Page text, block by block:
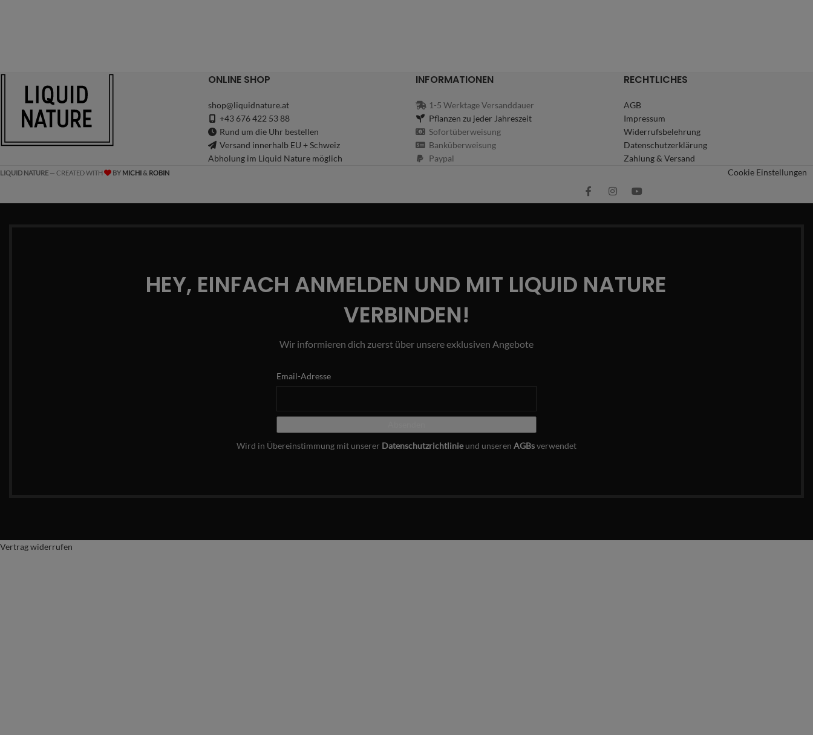
ONLINE SHOP
shop@liquidnature.at
+43 676 422 53 88
Rund um die Uhr bestellen
Versand innerhalb EU + Schweiz
Abholung im Liquid Nature möglich
INFORMATIONEN
1-5 Werktage Versanddauer
Pflanzen zu jeder Jahreszeit
Sofortüberweisung
Banküberweisung
Paypal
RECHTLICHES
AGB
Impressum
Widerrufsbelehrung
Datenschutzerklärung
Zahlung & Versand
LIQUID NATURE — CREATED WITH BY MICHI& ROBIN Cookie Einstellungen
HEY, EINFACH ANMELDEN UND MIT LIQUID NATURE
VERBINDEN!
Wir informieren dich zuerst über unsere exklusiven Angebote
Email-Adresse
Wird in Übereinstimmung mit unserer Datenschutzrichtlinie und unseren AGBsverwendet
Vertrag widerrufen